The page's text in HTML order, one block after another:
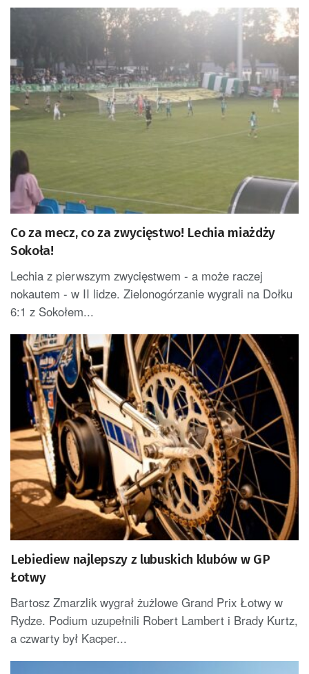
Co za mecz, co za zwycięstwo! Lechia miażdży
Sokoła!
Lechia z pierwszym zwycięstwem - a może raczej
nokautem - w II lidze. Zielonogórzanie wygrali na Dołku
6:1 z Sokołem...
Lebiediew najlepszy z lubuskich klubów w GP
Łotwy
Bartosz Zmarzlik wygrał żużlowe Grand Prix Łotwy w
Rydze. Podium uzupełnili Robert Lambert i Brady Kurtz,
a czwarty był Kacper...